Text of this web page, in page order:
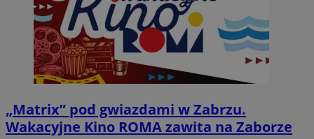
„Matrix” pod gwiazdami w Zabrzu.
Wakacyjne Kino ROMA zawita na Zaborze